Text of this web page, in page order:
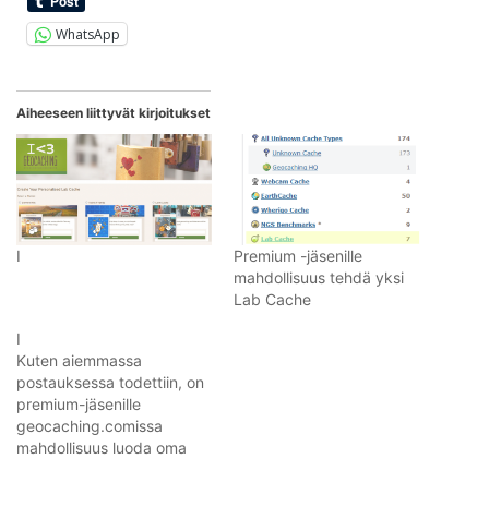
WhatsApp
Aiheeseen liittyvät kirjoitukset
I
Premium -jäsenille
mahdollisuus tehdä yksi
Lab Cache
I
Kuten aiemmassa
postauksessa todettiin, on
premium-jäsenille
geocaching.comissa
mahdollisuus luoda oma